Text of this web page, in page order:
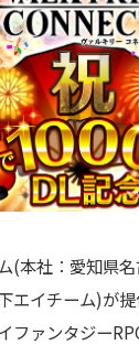
(本社：愛知県
エイチーム)が
ファンタジー